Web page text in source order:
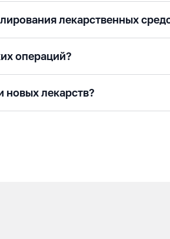
лекарственных
операций?
новых лекарств?